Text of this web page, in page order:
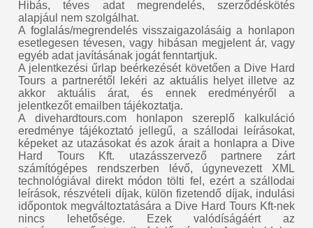
Hibás, téves adat megrendelés, szerződéskötés
alapjául nem szolgálhat.
A foglalás/megrendelés visszaigazolásáig a honlapon
esetlegesen tévesen, vagy hibásan megjelent ár, vagy
egyéb adat javításának jogát fenntartjuk.
A jelentkezési űrlap beérkezését követően a Dive Hard
Tours a partnerétől lekéri az aktuális helyet illetve az
akkor aktuális árat, és ennek eredményéről a
jelentkezőt emailben tájékoztatja.
A divehardtours.com honlapon szereplő kalkuláció
eredménye tájékoztató jellegű, a szállodai leírásokat,
képeket az utazásokat és azok árait a honlapra a Dive
Hard Tours Kft. utazásszervező partnere zárt
számítógépes rendszerben lévő, úgynevezett XML
technológiával direkt módon tölti fel, ezért a szállodai
leírások, részvételi díjak, külön fizetendő díjak, indulási
időpontok megváltoztatására a Dive Hard Tours Kft-nek
nincs lehetősége. Ezek valódíságáért az